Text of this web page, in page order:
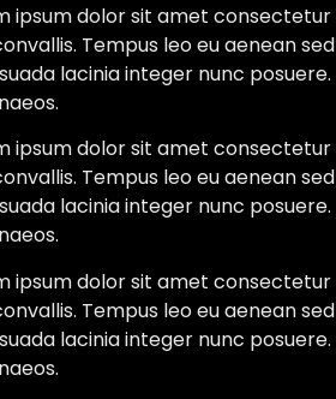
ipsum dolor sit amet
Tempus leo eu aenean
lacinia integer nunc
ipsum dolor sit amet
Tempus leo eu aenean
lacinia integer nunc
ipsum dolor sit amet
Tempus leo eu aenean
lacinia integer nunc